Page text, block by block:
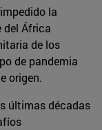
la
del África
de los
de pandemia
origen.
últimas décadas